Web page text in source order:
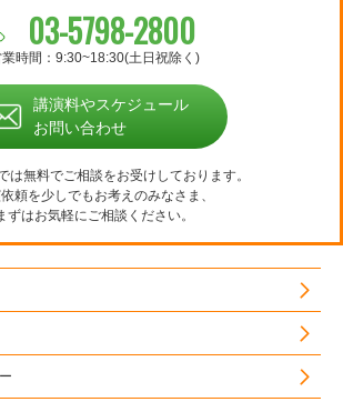
03-5798-2800
業時間：9:30~18:30(土日祝除く)
講演料やスケジュール
お問い合わせ
は無料でご相談をお受けしております。
頼を少しでもお考えのみなさま、
ずはお気軽にご相談ください。